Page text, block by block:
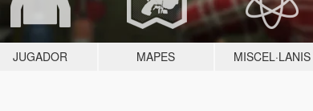
JUGADOR MAPES MISCEL·LANIS